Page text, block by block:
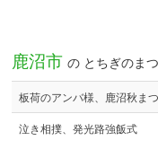
鹿沼市 の とちぎのま
板荷のアンバ様、鹿沼秋ま
泣き相撲、発光路強飯式